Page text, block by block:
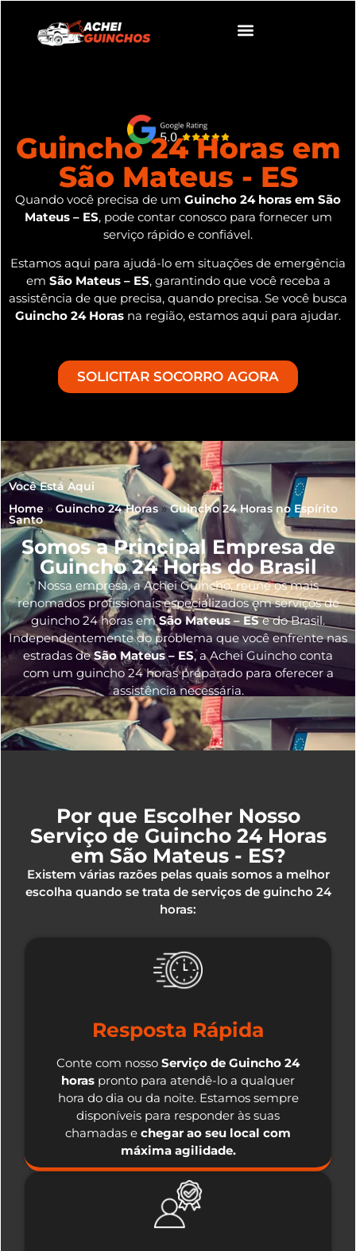
Guincho 24 Horas em
São Mateus - ES
Quando você precisa de um Guincho 24 horas em São
Mateus – ES, pode contar conosco para fornecer um
serviço rápido e confiável.
Estamos aqui para ajudá-lo em situações de emergência
em São Mateus – ES, garantindo que você receba a
assistência de que precisa, quando precisa. Se você busca
Guincho 24 Horas na região, estamos aqui para ajudar.
SOLICITAR SOCORRO AGORA
Você Está Aqui
Home » Guincho 24 Horas»Guincho 24 Horas no Espírito
Santo
Somos a Principal Empresa de
Guincho 24 Horas do Brasil
Nossa empresa, aAchei Guincho, reúne os mais
renomados profissionais especializados em serviços de
guincho 24 horasem São Mateus – ESe do Brasil.
Independentemente do problema que você enfrente nas
estradas deSão Mateus – ES, a Achei Guincho conta
com um guincho 24 horas preparado para oferecer a
assistência necessária.
Por que Escolher Nosso
Serviço de Guincho 24 Horas
em São Mateus - ES?
Existem várias razões pelas quais somos a melhor
escolha quando se trata de serviços de guincho 24
horas:
Resposta Rápida
Conte com nosso Serviço de Guincho 24
horas pronto para atendê-lo a qualquer
hora do dia ou da noite. Estamos sempre
disponíveis para responder às suas
chamadas e chegar ao seu local com
máxima agilidade.